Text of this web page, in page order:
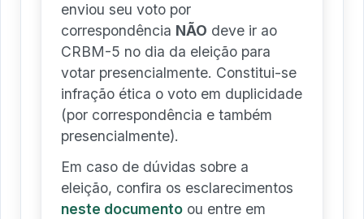
enviou seu voto por
correspondência NÃO deve ir ao
CRBM-5 no dia da eleição para
votar presencialmente. Constitui-se
infração ética o voto em duplicidade
(por correspondência e também
presencialmente).
Em caso de dúvidas sobre a
eleição, confira os esclarecimentos
neste documento ou entre em